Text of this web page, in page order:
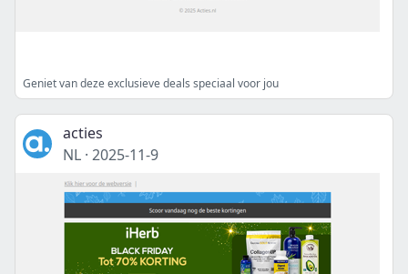
Geniet van deze exclusieve deals speciaal voor jou
acties
NL · 2025-11-9